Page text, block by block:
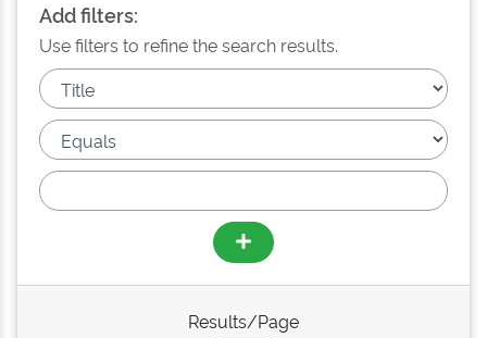
Add filters:
Use filters to refine the search results.
Results/Page